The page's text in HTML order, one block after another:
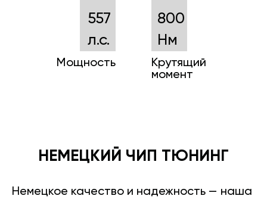
557
л.с.
Мощность
800
Нм
Крутящий
момент
НЕМЕЦКИЙ ЧИП ТЮНИНГ
Немецкое качество и надежность — наша